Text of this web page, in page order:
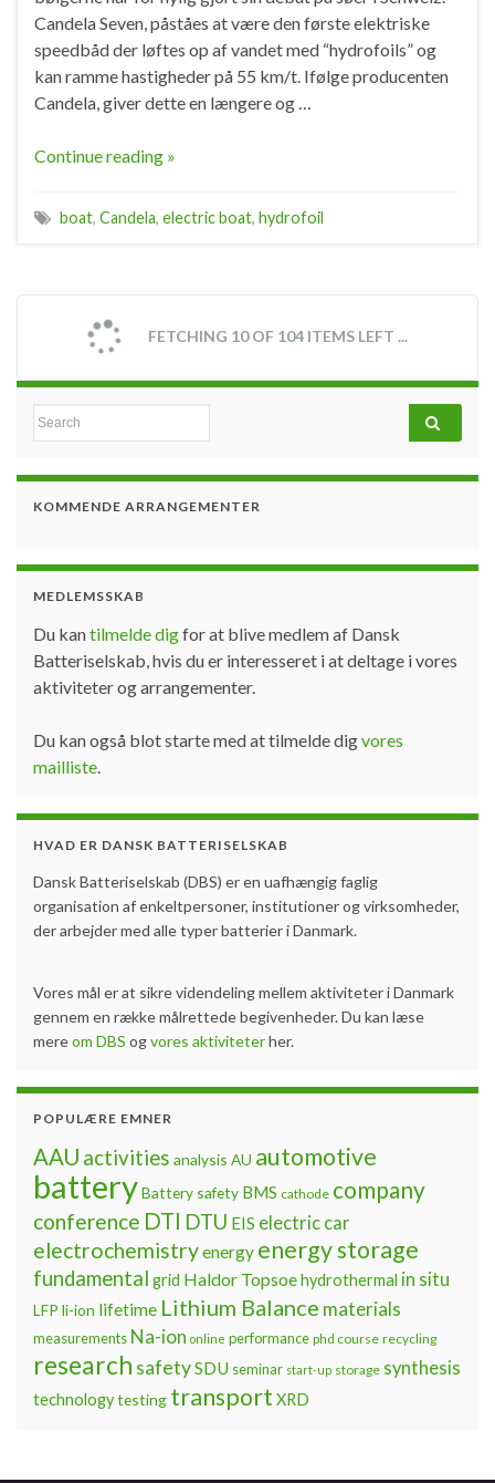
Candela Seven, påståes at være den første elektriske
speedbåd der løftes op af vandet med “hydrofoils” og
kan ramme hastigheder på 55 km/t. Ifølge producenten
Candela, giver dette en længere og …
Continue reading »
boat, Candela, electric boat, hydrofoil
FETCHING 10 OF 104 ITEMS LEFT ...
Search for:
KOMMENDE ARRANGEMENTER
MEDLEMSSKAB
Du kantilmelde digfor at blive medlem af Dansk
Batteriselskab, hvis du er interesseret i at deltage i vores
aktiviteter og arrangementer.
Du kan også blot starte med at tilmelde digvores
mailliste.
HVAD ER DANSK BATTERISELSKAB
Dansk Batteriselskab (DBS) er en uafhængig faglig
organisation af enkeltpersoner, institutioner og virksomheder,
der arbejder med alle typer batterier i Danmark.
Vores mål er at sikre videndeling mellem aktiviteter i Danmark
gennem en række målrettede begivenheder. Du kan læse
mereom DBS ogvores aktiviteterher.
POPULÆRE EMNER
AAU activities analysis AU automotive
batteryBattery safety BMS cathode company
conference DTI DTU EIS electric car
electrochemistryenergy energy storage
fundamental grid Haldor Topsoehydrothermal in situ
LFP li-ion lifetime Lithium Balance materials
measurements Na-ion online performance phd course recycling
research safetySDU seminar start-up storage synthesis
technologytesting transport XRD